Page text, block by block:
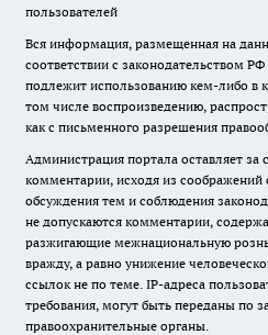
пользователей
Вся информация, размещенная на
соответствии с законодательством
подлежит использованию кем-либо в
том числе воспроизведению,
как с письменного разрешения
Администрация портала оставляет за
комментарии, исходя из соображений
обсуждения тем и соблюдения
не допускаются комментарии,
разжигающие межнациональную
вражду, а равно унижение
ссылок не по теме. IP-адреса
требования, могут быть переданы по
правоохранительные органы.